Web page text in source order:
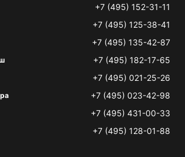
+7 (495) 152-31-11
+7 (495) 125-38-41
+7 (495) 135-42-87
+7 (495) 182-17-65
+7 (495) 021-25-26
+7 (495) 023-42-98
+7 (495) 431-00-33
+7 (495) 128-01-88